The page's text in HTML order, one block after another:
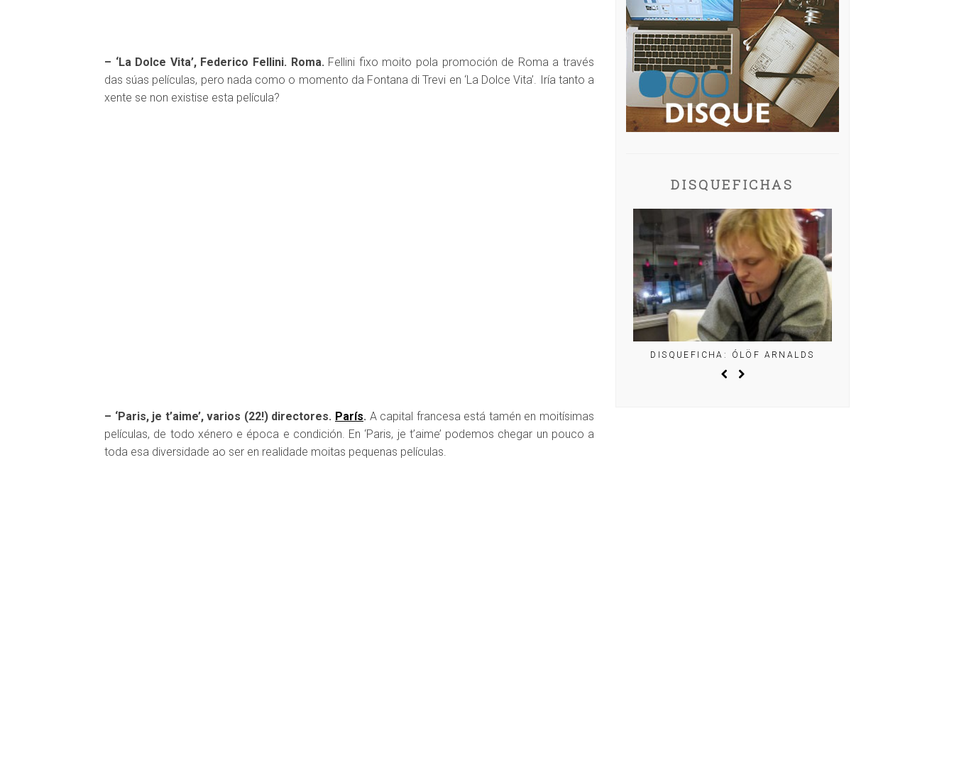
– ‘La Dolce Vita’, Federico Fellini. Roma. Fellini fixo moito pola promoción de Roma a través
das súas películas, pero nada como o momento da Fontana di Trevi en ‘La Dolce Vita’. Iría tanto a
xente se non existise esta película?
– ‘Paris, je t’aime’, varios (22!) directores. París. A capital francesa está tamén en moitísimas
películas, de todo xénero e época e condición. En ‘Paris, je t’aime’ podemos chegar un pouco a
toda esa diversidade ao ser en realidade moitas pequenas películas.
DISQUEFICHAS
DISQUEFICHA: ÓLÖF ARNALDS